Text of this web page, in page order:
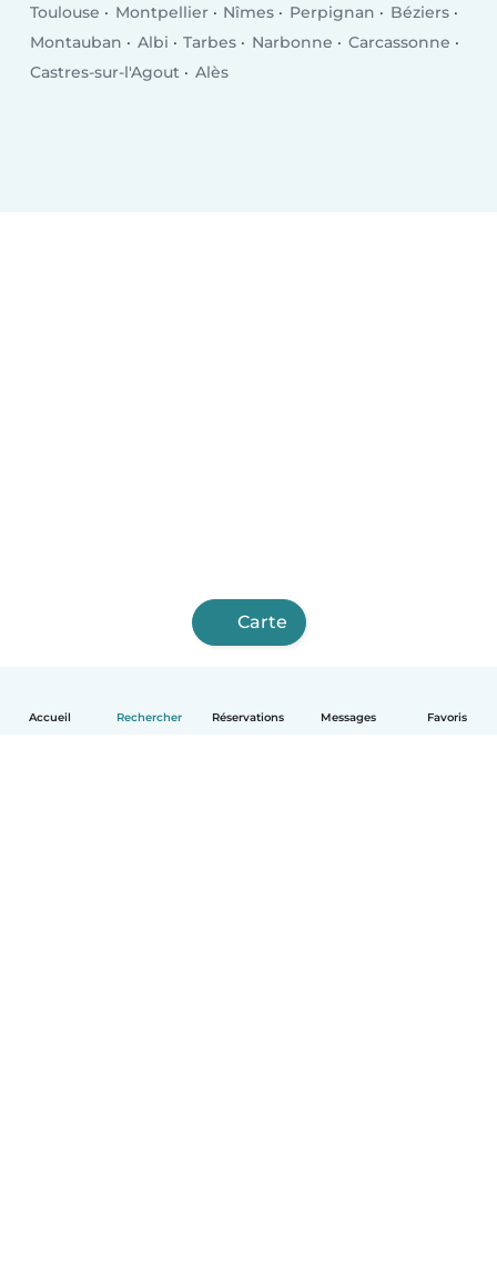
Accueil Rechercher Réservations Messages Favoris
Toulouse Montpellier Nîmes Perpignan
Béziers
Montauban
Albi Tarbes Narbonne
Carcassonne
Castres-sur-l'Agout
Alès
Carte